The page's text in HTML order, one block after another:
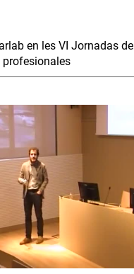
en les VI Jornadas de